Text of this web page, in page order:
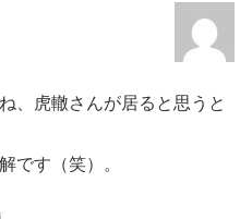
、虎轍さんが居ると思うと
です（笑）。